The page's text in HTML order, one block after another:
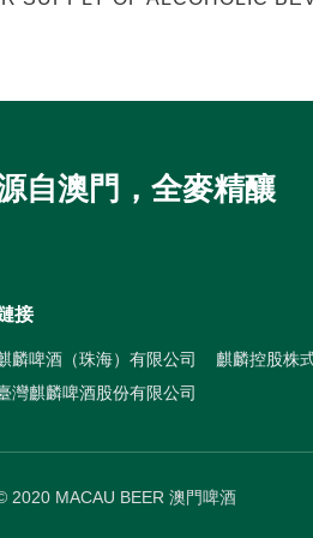
自澳門，全麥精釀
接
麟啤酒（珠海）有限公司 麒麟控股株
灣麒麟啤酒股份有限公司
2020 MACAU BEER 澳門啤酒